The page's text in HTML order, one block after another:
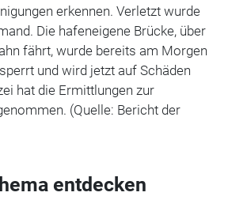
erkennen. Verletzt wurde
Die hafeneigene Brücke, über
fährt, wurde bereits am Morgen
und wird jetzt auf Schäden
hat die Ermittlungen zur
(Quelle: Bericht der
entdecken